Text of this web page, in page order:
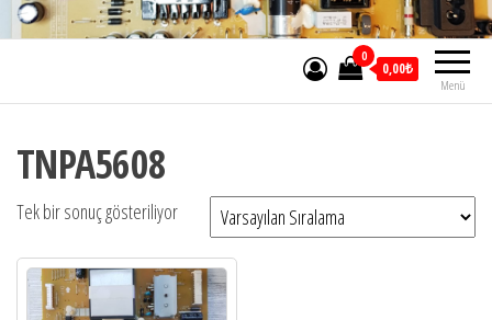
Menü
0
0,00₺
TNPA5608
Tek bir sonuç gösteriliyor